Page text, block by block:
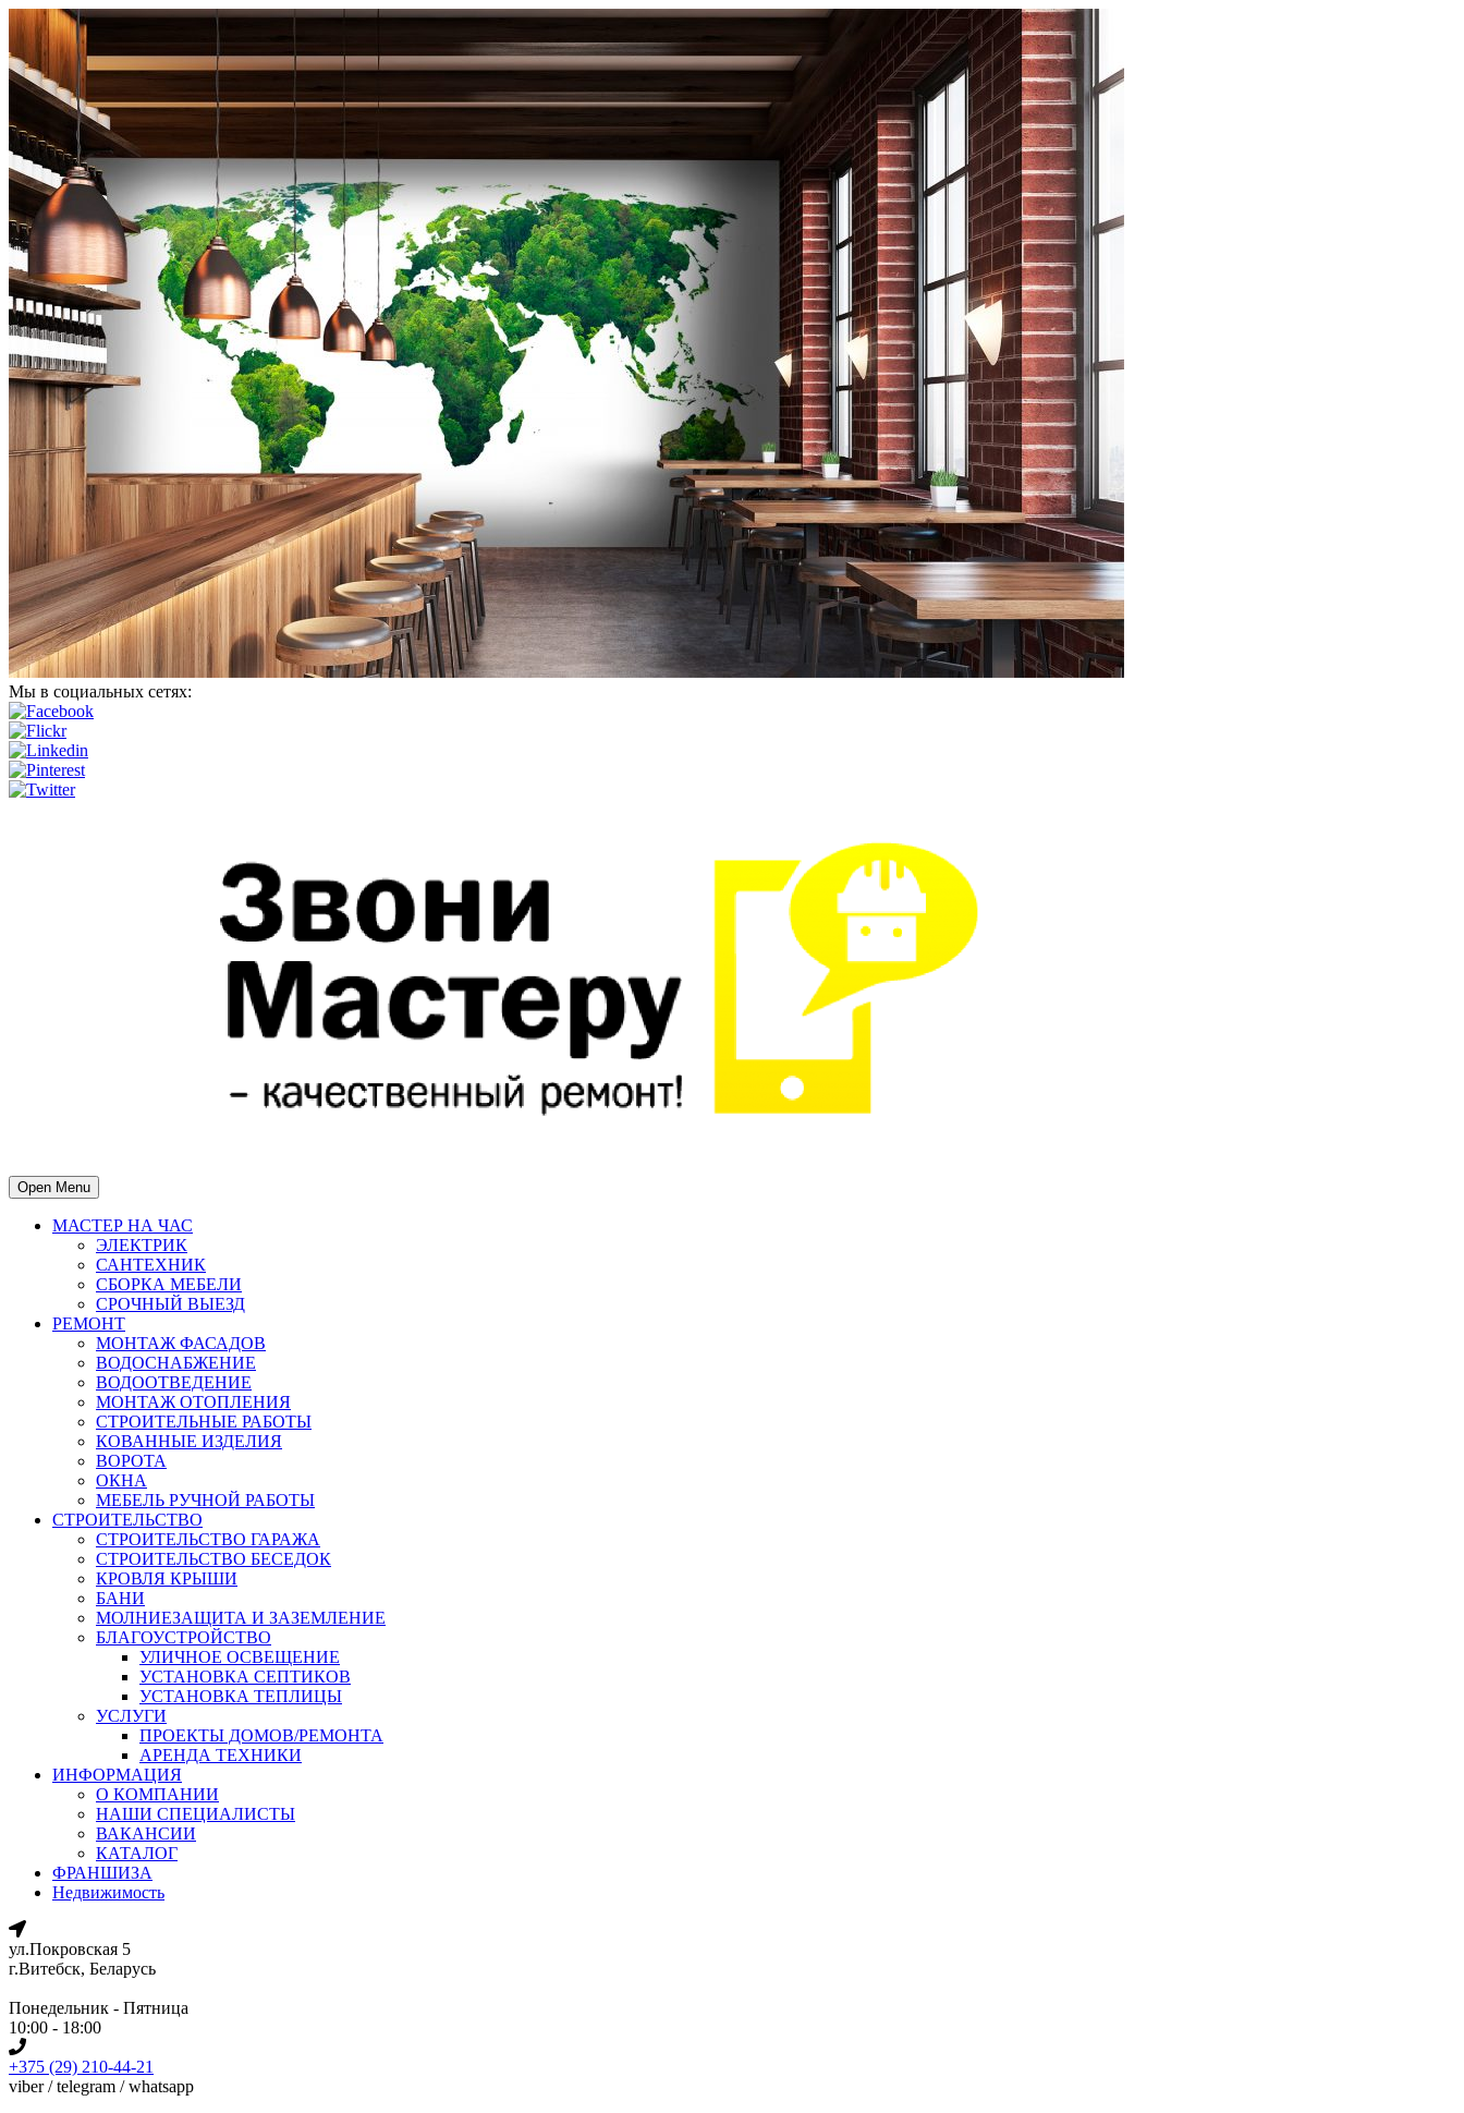
Мы в социальных сетях:
Open Menu
МАСТЕР НА ЧАС
ЭЛЕКТРИК
САНТЕХНИК
СБОРКА МЕБЕЛИ
СРОЧНЫЙ ВЫЕЗД
РЕМОНТ
МОНТАЖ ФАСАДОВ
ВОДОСНАБЖЕНИЕ
ВОДООТВЕДЕНИЕ
МОНТАЖ ОТОПЛЕНИЯ
СТРОИТЕЛЬНЫЕ РАБОТЫ
КОВАННЫЕ ИЗДЕЛИЯ
ВОРОТА
ОКНА
МЕБЕЛЬ РУЧНОЙ РАБОТЫ
СТРОИТЕЛЬСТВО
СТРОИТЕЛЬСТВО ГАРАЖА
СТРОИТЕЛЬСТВО БЕСЕДОК
КРОВЛЯ КРЫШИ
БАНИ
МОЛНИЕЗАЩИТА И ЗАЗЕМЛЕНИЕ
БЛАГОУСТРОЙСТВО
УЛИЧНОЕ ОСВЕЩЕНИЕ
УСТАНОВКА СЕПТИКОВ
УСТАНОВКА ТЕПЛИЦЫ
УСЛУГИ
ПРОЕКТЫ ДОМОВ/РЕМОНТА
АРЕНДА ТЕХНИКИ
ИНФОРМАЦИЯ
О КОМПАНИИ
НАШИ СПЕЦИАЛИСТЫ
ВАКАНСИИ
КАТАЛОГ
ФРАНШИЗА
Недвижимость
ул.Покровская 5
г.Витебск, Беларусь
Понедельник - Пятница
10:00 - 18:00
+375 (29) 210-44-21
viber / telegram / whatsapp